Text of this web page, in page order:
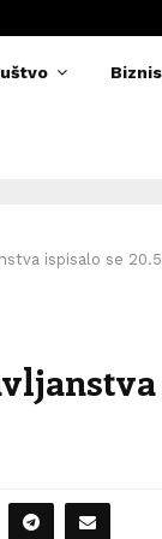
Biznis
ispisalo se